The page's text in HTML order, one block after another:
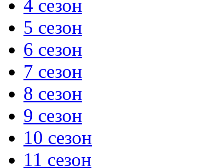
4 сезон
5 сезон
6 сезон
7 сезон
8 сезон
9 сезон
10 сезон
11 сезон